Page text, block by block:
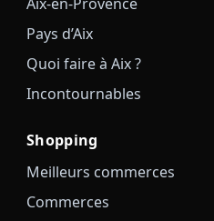
Pays d’Aix
Quoi faire à Aix ?
Incontournables
Shopping
Meilleurs commerces
Commerces